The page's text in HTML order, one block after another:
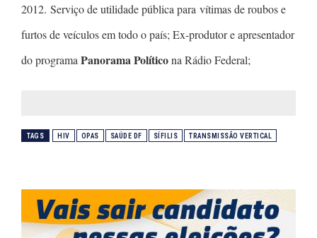
2012. Serviço de utilidade pública para vítimas de roubos e
furtos de veículos em todo o país; Ex-produtor e apresentador
do programa Panorama Políticona Rádio Federal;
TAGS HIV OPAS SAÚDE DF SÍFILIS TRANSMISSÃO VERTICAL